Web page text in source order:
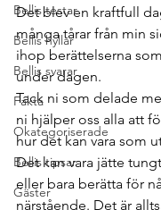
Bellis testar
Bellis hyllar
Bellis svarar
Fakta
Okategoriserade
Bellis tipsar
Gäster
Det blev en kraftfull
många tårar från min
ihop berättelserna
under dagen.
Tack ni som delade
ni hjälper oss alla att
hur det kan vara som
Det kan vara jätte
eller bara berätta för
närstående. Det är